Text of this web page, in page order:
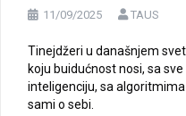
11/09/2025 TAUS
Tinejdžeri u današnjem
koju buidućnost nosi, sa
inteligenciju, sa
sami o sebi.